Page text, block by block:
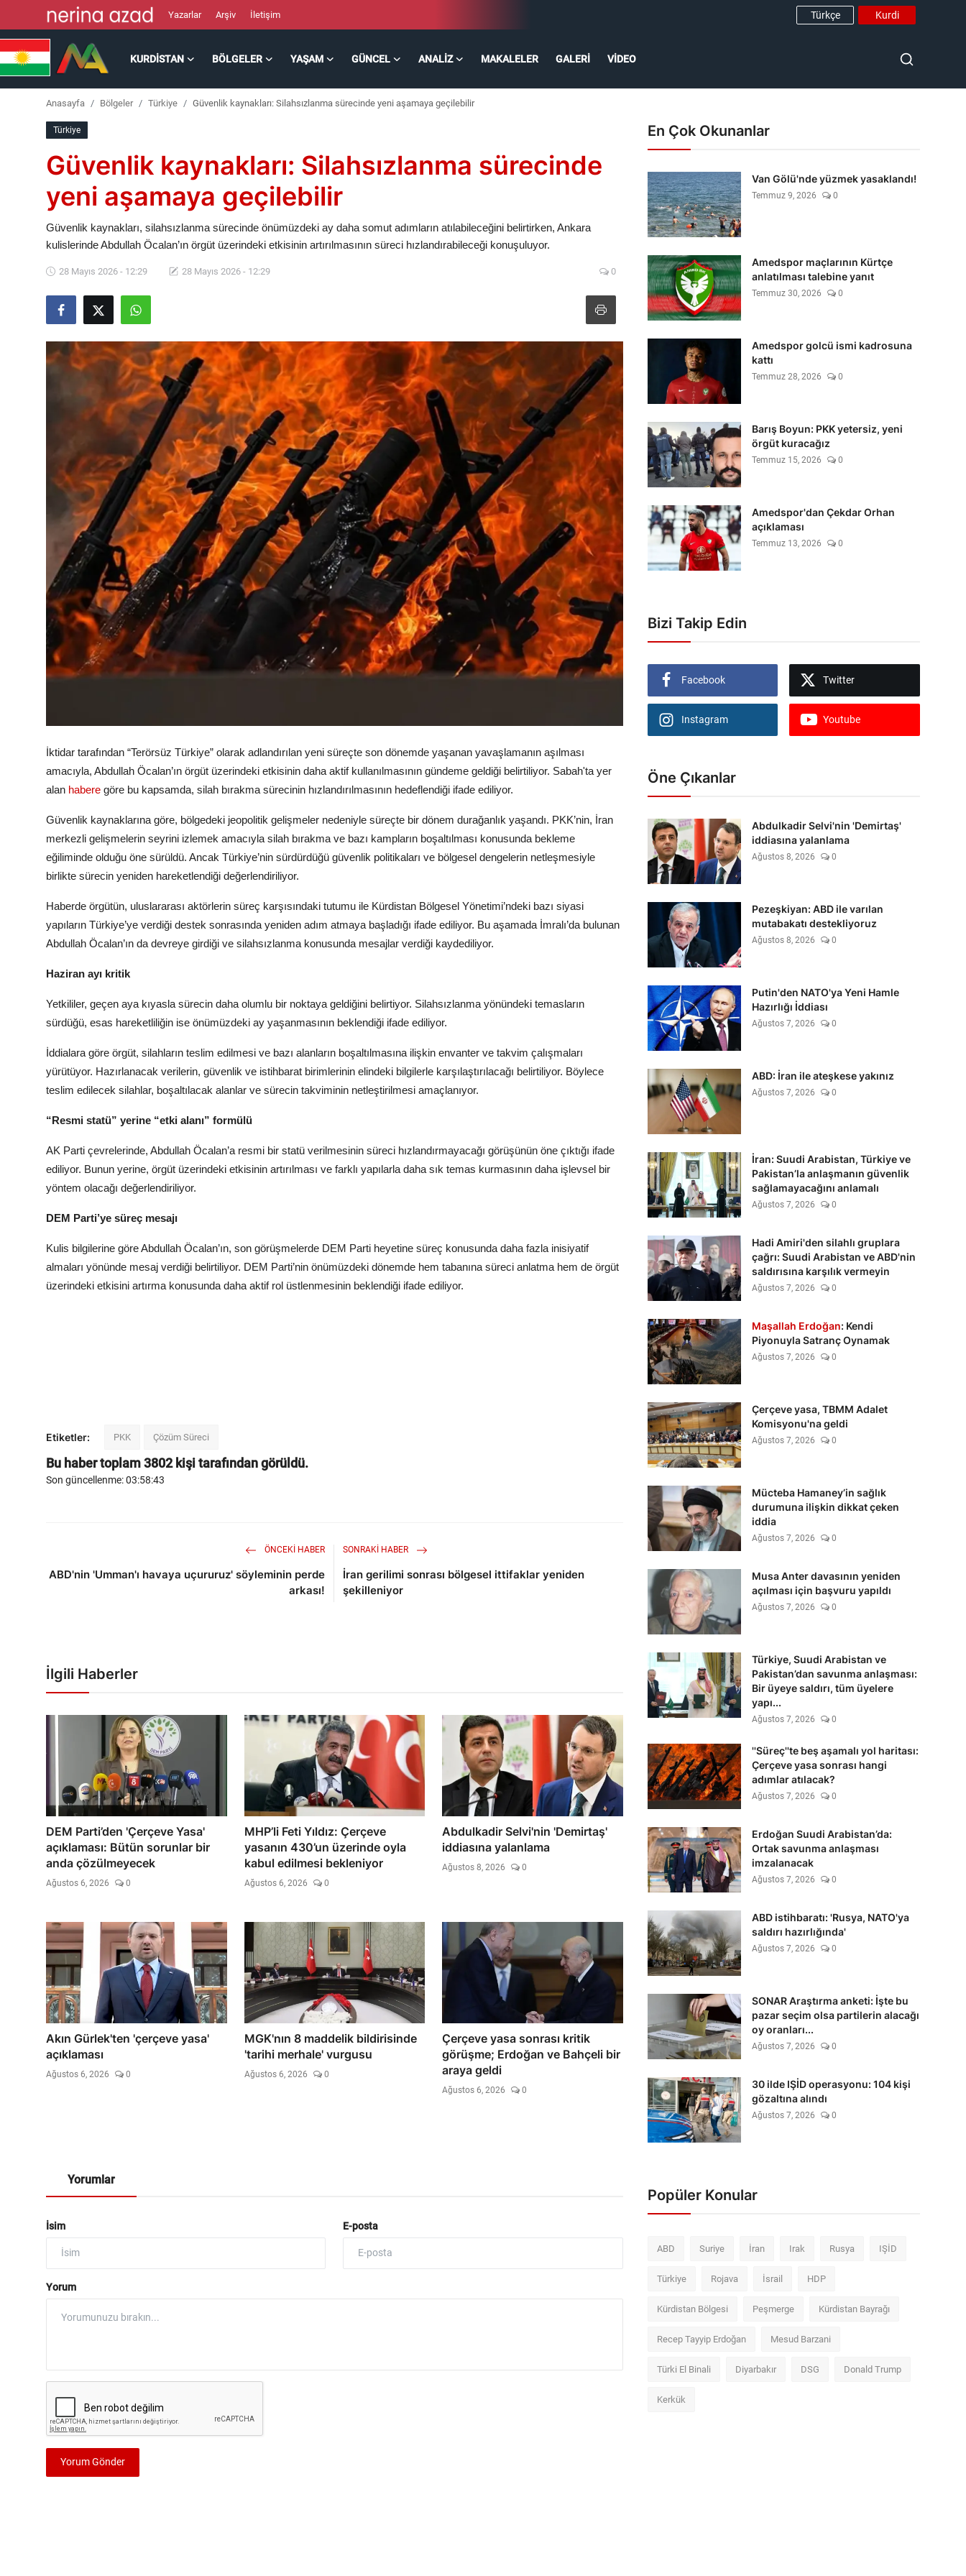
Yazarlar Arşiv İletişim Türkçe Kurdi
KURDISTAN BÖLGELER YAŞAM GÜNCEL ANALIZ MAKALELER GALERI VIDEO
Güncel
Yazarlar
Türkçe Kurdi
Anasayfa Bölgeler Türkiye Güvenlik kaynakları: Silahsızlanma sürecinde yeni aşamaya geçilebilir
Türkiye
Güvenlik kaynakları: Silahsızlanma sürecinde
yeni aşamaya geçilebilir
Güvenlik kaynakları, silahsızlanma sürecinde önümüzdeki ay daha somut adımların atılabileceğini belirtirken, Ankara
kulislerinde Abdullah Öcalan’ın örgüt üzerindeki etkisinin artırılmasının süreci hızlandırabileceği konuşuluyor.
28 Mayıs 2026 - 12:29 28 Mayıs 2026 - 12:29 0
İktidar tarafından “Terörsüz Türkiye” olarak adlandırılan yeni süreçte son dönemde yaşanan yavaşlamanın aşılması
amacıyla, Abdullah Öcalan’ın örgüt üzerindeki etkisinin daha aktif kullanılmasının gündeme geldiği belirtiliyor. Sabah'ta yer
alan habere göre bu kapsamda, silah bırakma sürecinin hızlandırılmasının hedeflendiği ifade ediliyor.
Güvenlik kaynaklarına göre, bölgedeki jeopolitik gelişmeler nedeniyle süreçte bir dönem durağanlık yaşandı. PKK’nin, İran
merkezli gelişmelerin seyrini izlemek amacıyla silah bırakma ve bazı kampların boşaltılması konusunda bekleme
eğiliminde olduğu öne sürüldü. Ancak Türkiye’nin sürdürdüğü güvenlik politikaları ve bölgesel dengelerin netleşmesiyle
birlikte sürecin yeniden hareketlendiği değerlendiriliyor.
Haberde örgütün, uluslararası aktörlerin süreç karşısındaki tutumu ile Kürdistan Bölgesel Yönetimi’ndeki bazı siyasi
yapıların Türkiye’ye verdiği destek sonrasında yeniden adım atmaya başladığı ifade ediliyor. Bu aşamada İmralı’da bulunan
Abdullah Öcalan’ın da devreye girdiği ve silahsızlanma konusunda mesajlar verdiği kaydediliyor.
Haziran ayı kritik
Yetkililer, geçen aya kıyasla sürecin daha olumlu bir noktaya geldiğini belirtiyor. Silahsızlanma yönündeki temasların
sürdüğü, esas hareketliliğin ise önümüzdeki ay yaşanmasının beklendiği ifade ediliyor.
İddialara göre örgüt, silahların teslim edilmesi ve bazı alanların boşaltılmasına ilişkin envanter ve takvim çalışmaları
yürütüyor. Hazırlanacak verilerin, güvenlik ve istihbarat birimlerinin elindeki bilgilerle karşılaştırılacağı belirtiliyor. Böylece
teslim edilecek silahlar, boşaltılacak alanlar ve sürecin takviminin netleştirilmesi amaçlanıyor.
“Resmi statü” yerine “etki alanı” formülü
AK Parti çevrelerinde, Abdullah Öcalan’a resmi bir statü verilmesinin süreci hızlandırmayacağı görüşünün öne çıktığı ifade
ediliyor. Bunun yerine, örgüt üzerindeki etkisinin artırılması ve farklı yapılarla daha sık temas kurmasının daha işlevsel bir
yöntem olacağı değerlendiriliyor.
DEM Parti’ye süreç mesajı
Kulis bilgilerine göre Abdullah Öcalan’ın, son görüşmelerde DEM Parti heyetine süreç konusunda daha fazla inisiyatif
almaları yönünde mesaj verdiği belirtiliyor. DEM Parti’nin önümüzdeki dönemde hem tabanına süreci anlatma hem de örgüt
üzerindeki etkisini artırma konusunda daha aktif rol üstlenmesinin beklendiği ifade ediliyor.
Etiketler: PKK Çözüm Süreci
Bu haber toplam3802kişi tarafından görüldü.
Son güncellenme: 03:58:43
ÖNCEKI HABER
ABD'nin 'Umman'ı havaya uçururuz' söyleminin perde
arkası!
SONRAKI HABER
İran gerilimi sonrası bölgesel ittifaklar yeniden
şekilleniyor
İlgili Haberler
DEM Parti’den 'Çerçeve Yasa'
açıklaması: Bütün sorunlar bir
anda çözülmeyecek
Ağustos 6, 2026 0
MHP’li Feti Yıldız: Çerçeve
yasanın 430’un üzerinde oyla
kabul edilmesi bekleniyor
Ağustos 6, 2026 0
Abdulkadir Selvi'nin 'Demirtaş'
iddiasına yalanlama
Ağustos 8, 2026 0
Akın Gürlek'ten 'çerçeve yasa'
açıklaması
Ağustos 6, 2026 0
MGK'nın 8 maddelik bildirisinde
'tarihi merhale' vurgusu
Ağustos 6, 2026 0
Çerçeve yasa sonrası kritik
görüşme; Erdoğan ve Bahçeli bir
araya geldi
Ağustos 6, 2026 0
Yorumlar
İsim E-posta
Yorum
Yorum Gönder
En Çok Okunanlar
Van Gölü'nde yüzmek yasaklandı!
Temmuz 9, 2026 0
Amedspor maçlarının Kürtçe
anlatılması talebine yanıt
Temmuz 30, 2026 0
Amedspor golcü ismi kadrosuna
kattı
Temmuz 28, 2026 0
Barış Boyun: PKK yetersiz, yeni
örgüt kuracağız
Temmuz 15, 2026 0
Amedspor'dan Çekdar Orhan
açıklaması
Temmuz 13, 2026 0
Bizi Takip Edin
Facebook Twitter
Instagram Youtube
Öne Çıkanlar
Abdulkadir Selvi'nin 'Demirtaş'
iddiasına yalanlama
Ağustos 8, 2026 0
Pezeşkiyan: ABD ile varılan
mutabakatı destekliyoruz
Ağustos 8, 2026 0
Putin'den NATO'ya Yeni Hamle
Hazırlığı İddiası
Ağustos 7, 2026 0
ABD: İran ile ateşkese yakınız
Ağustos 7, 2026 0
İran: Suudi Arabistan, Türkiye ve
Pakistan’la anlaşmanın güvenlik
sağlamayacağını anlamalı
Ağustos 7, 2026 0
Hadi Amiri'den silahlı gruplara
çağrı: Suudi Arabistan ve ABD'nin
saldırısına karşılık vermeyin
Ağustos 7, 2026 0
Maşallah Erdoğan: Kendi
Piyonuyla Satranç Oynamak
Ağustos 7, 2026 0
Çerçeve yasa, TBMM Adalet
Komisyonu'na geldi
Ağustos 7, 2026 0
Mücteba Hamaney’in sağlık
durumuna ilişkin dikkat çeken
iddia
Ağustos 7, 2026 0
Musa Anter davasının yeniden
açılması için başvuru yapıldı
Ağustos 7, 2026 0
Türkiye, Suudi Arabistan ve
Pakistan’dan savunma anlaşması:
Bir üyeye saldırı, tüm üyelere
yapı...
Ağustos 7, 2026 0
''Süreç''te beş aşamalı yol haritası:
Çerçeve yasa sonrası hangi
adımlar atılacak?
Ağustos 7, 2026 0
Erdoğan Suudi Arabistan’da:
Ortak savunma anlaşması
imzalanacak
Ağustos 7, 2026 0
ABD istihbaratı: 'Rusya, NATO'ya
saldırı hazırlığında'
Ağustos 7, 2026 0
SONAR Araştırma anketi: İşte bu
pazar seçim olsa partilerin alacağı
oy oranları...
Ağustos 7, 2026 0
30 ilde IŞİD operasyonu: 104 kişi
gözaltına alındı
Ağustos 7, 2026 0
Popüler Konular
ABD Suriye İran Irak Rusya IŞİD
Türkiye Rojava İsrail HDP
Kürdistan Bölgesi Peşmerge Kürdistan Bayrağı
Recep Tayyip Erdoğan Mesud Barzani
Türki El Binali Diyarbakır DSG Donald Trump
Kerkük